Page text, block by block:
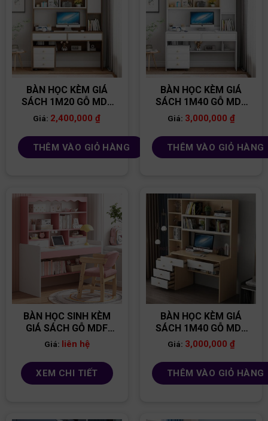
BÀN HỌC KÈM GIÁ
SÁCH 1M20 GỖ MDF
BGS37
Giá: 2,400,000₫
THÊM VÀO GIỎ HÀNG
BÀN HỌC KÈM GIÁ
SÁCH 1M40 GỖ MDF
BGS33
Giá: 3,000,000 ₫
THÊM VÀO GIỎ HÀNG
BÀN HỌC SINH KÈM
GIÁ SÁCH GỖ MDF
BGS05
Giá: liên hệ
XEM CHI TIẾT
BÀN HỌC KÈM GIÁ
SÁCH 1M40 GỖ MDF
BGS38
Giá: 3,000,000 ₫
THÊM VÀO GIỎ HÀNG